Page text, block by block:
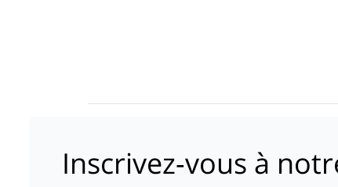
Inscrivez-vous à